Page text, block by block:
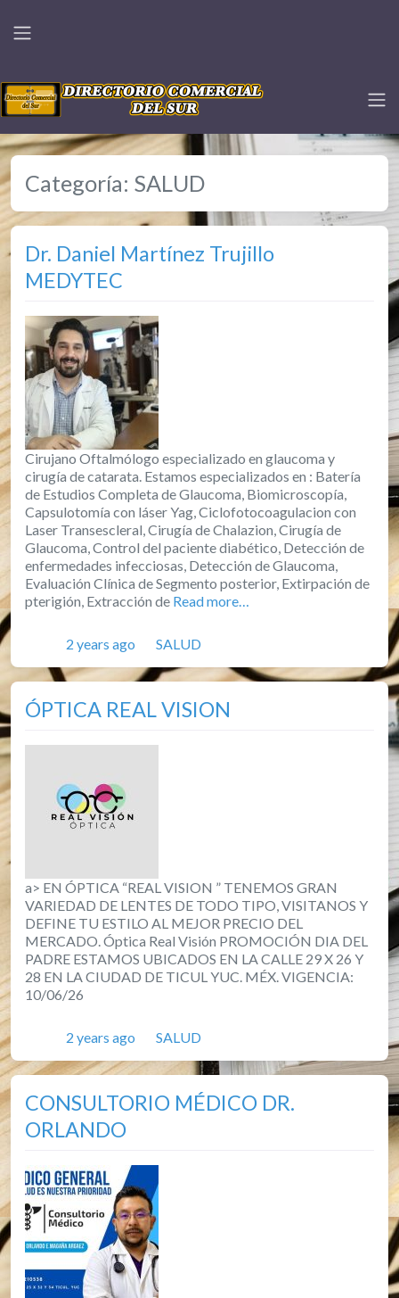
Categoría: SALUD
Dr. Daniel Martínez Trujillo
MEDYTEC
Cirujano Oftalmólogo especializado en glaucoma y
cirugía de catarata. Estamos especializados en : Batería
de Estudios Completa de Glaucoma, Biomicroscopía,
Capsulotomía con láser Yag, Ciclofotocoagulacion con
Laser Transescleral, Cirugía de Chalazion, Cirugía de
Glaucoma, Control del paciente diabético, Detección de
enfermedades infecciosas, Detección de Glaucoma,
Evaluación Clínica de Segmento posterior, Extirpación de
pterigión, Extracción de Read more…
Posted
2 years ago Categories
SALUD
ÓPTICA REAL VISION
a> EN ÓPTICA “REAL VISION ” TENEMOS GRAN
VARIEDAD DE LENTES DE TODO TIPO, VISITANOS Y
DEFINE TU ESTILO AL MEJOR PRECIO DEL
MERCADO. Óptica Real Visión PROMOCIÓN DIA DEL
PADRE ESTAMOS UBICADOS EN LA CALLE 29 X 26 Y
28 EN LA CIUDAD DE TICUL YUC. MÉX. VIGENCIA:
10/06/26
Posted
2 years ago Categories
SALUD
CONSULTORIO MÉDICO DR.
ORLANDO